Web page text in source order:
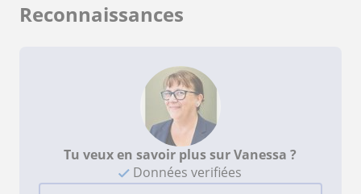
Reconnaissances
Tu veux en savoir plus sur Vanessa ?
Données verifiées